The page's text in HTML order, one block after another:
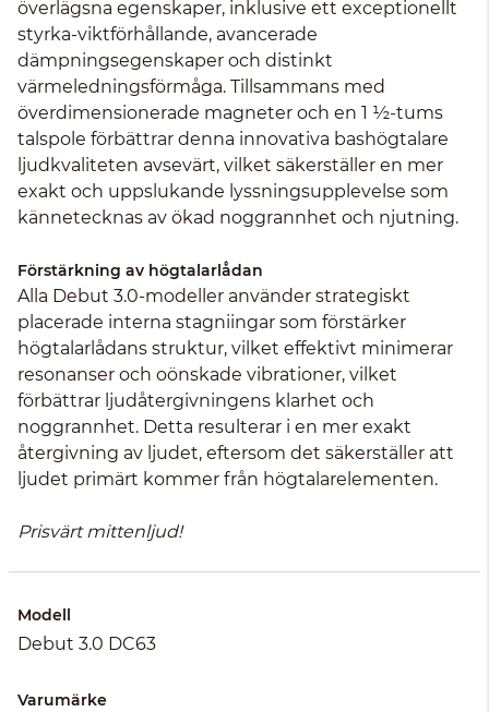
överlägsna egenskaper, inklusive ett exceptionellt
styrka-viktförhållande, avancerade
dämpningsegenskaper och distinkt
värmeledningsförmåga. Tillsammans med
överdimensionerade magneter och en 1 ½-tums
talspole förbättrar denna innovativa bashögtalare
ljudkvaliteten avsevärt, vilket säkerställer en mer
exakt och uppslukande lyssningsupplevelse som
kännetecknas av ökad noggrannhet och njutning.
Förstärkning av högtalarlådan
Alla Debut 3.0-modeller använder strategiskt
placerade interna stagniingar som förstärker
högtalarlådans struktur, vilket effektivt minimerar
resonanser och oönskade vibrationer, vilket
förbättrar ljudåtergivningens klarhet och
noggrannhet. Detta resulterar i en mer exakt
återgivning av ljudet, eftersom det säkerställer att
ljudet primärt kommer från högtalarelementen.
Prisvärt mittenljud!
Modell
Debut 3.0 DC63
Varumärke